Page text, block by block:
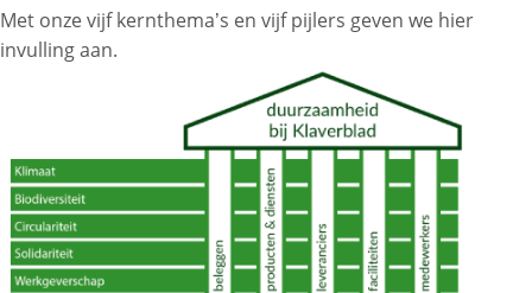
Met onze vijf kernthema’s en vijf pijlers geven we hier
invulling aan.